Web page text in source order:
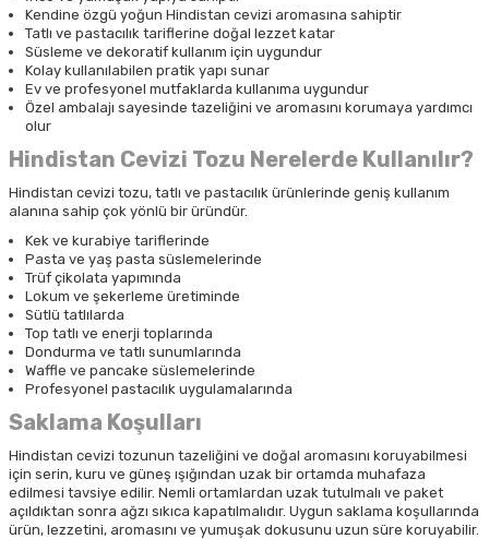
Kendine özgü yoğun Hindistan cevizi aromasına sahiptir
Tatlı ve pastacılık tariflerine doğal lezzet katar
Süsleme ve dekoratif kullanım için uygundur
Kolay kullanılabilen pratik yapı sunar
Ev ve profesyonel mutfaklarda kullanıma uygundur
Özel ambalajı sayesinde tazeliğini ve aromasını korumaya yardımcı
olur
Hindistan Cevizi Tozu Nerelerde Kullanılır?
Hindistan cevizi tozu, tatlı ve pastacılık ürünlerinde geniş kullanım
alanına sahip çok yönlü bir üründür.
Kek ve kurabiye tariflerinde
Pasta ve yaş pasta süslemelerinde
Trüf çikolata yapımında
Lokum ve şekerleme üretiminde
Sütlü tatlılarda
Top tatlı ve enerji toplarında
Dondurma ve tatlı sunumlarında
Waffle ve pancake süslemelerinde
Profesyonel pastacılık uygulamalarında
Saklama Koşulları
Hindistan cevizi tozunun tazeliğini ve doğal aromasını koruyabilmesi
için serin, kuru ve güneş ışığından uzak bir ortamda muhafaza
edilmesi tavsiye edilir. Nemli ortamlardan uzak tutulmalı ve paket
açıldıktan sonra ağzı sıkıca kapatılmalıdır. Uygun saklama koşullarında
ürün, lezzetini, aromasını ve yumuşak dokusunu uzun süre koruyabilir.